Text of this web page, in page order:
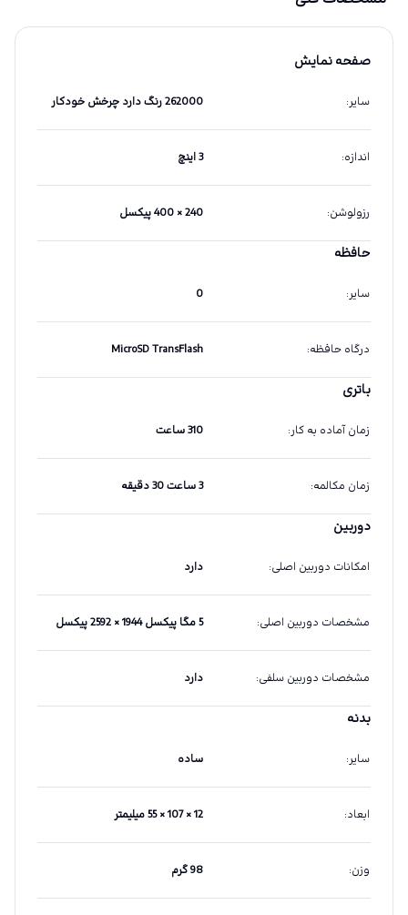
صفحه نمایش
سایر: 262000 رنگ دارد چرخش خودکار
اندازه: 3 اینچ
رزولوشن: 240 × 400 پیکسل
حافظه
سایر:
0
درگاه حافظه:
MicroSD TransFlash
باتری
زمان آماده به کار: 310 ساعت
زمان مکالمه: 3 ساعت 30 دقیقه
دوربین
امکانات دوربین اصلی: دارد
مشخصات دوربین اصلی: 5 مگا پیکسل 1944 × 2592 پیکسل
مشخصات دوربین سلفی: دارد
بدنه
سایر: ساده
ابعاد: 12 × 107 × 55 میلیمتر
وزن: 98 گرم